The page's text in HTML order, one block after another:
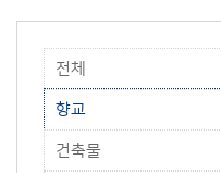
전체
향교
건축물